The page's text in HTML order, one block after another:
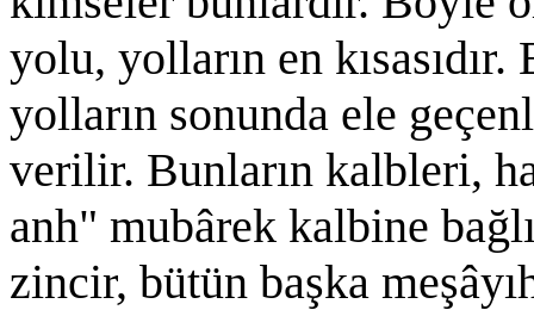
yolu, yolların en
yolların sonunda ele
verilir. Bunların kalbleri,
anh" mubârek kalbine
zincir, bütün başka